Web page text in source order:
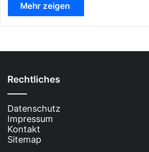
Mehr zeigen
Rechtliches
Datenschutz
Impressum
Kontakt
Sitemap